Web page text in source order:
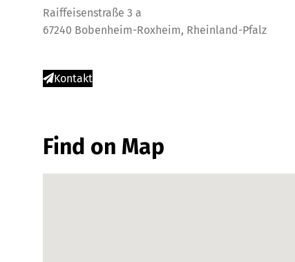
Raiffeisenstraße 3 a
67240 Bobenheim-Roxheim, Rheinland-Pfalz
Kontakt
Find on Map